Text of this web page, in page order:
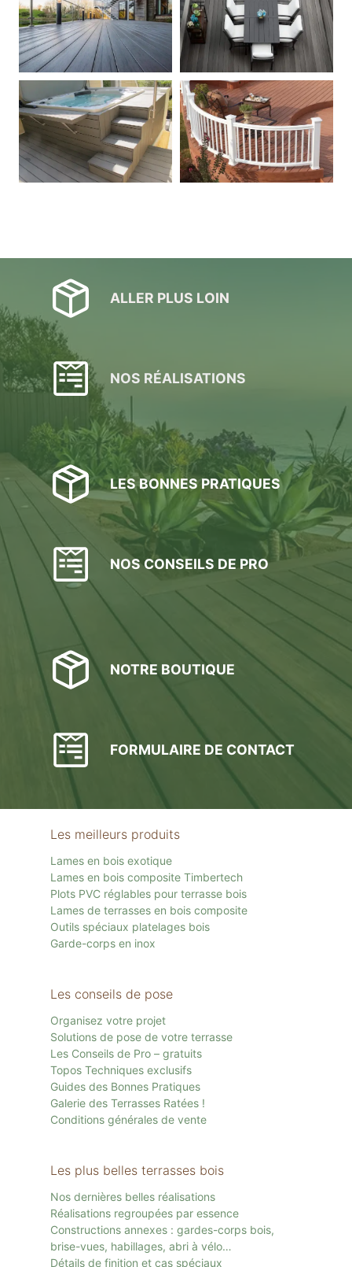
ALLER PLUS LOIN
NOS RÉALISATIONS
LES BONNES PRATIQUES
NOS CONSEILS DE PRO
NOTRE BOUTIQUE
FORMULAIRE DE CONTACT
Les meilleurs produits
Lames en bois exotique
Lames en bois composite Timbertech
Plots PVC réglables pour terrasse bois
Lames de terrasses en bois composite
Outils spéciaux platelages bois
Garde-corps en inox
Les conseils de pose
Organisez votre projet
Solutions de pose de votre terrasse
Les Conseils de Pro – gratuits
Topos Techniques exclusifs
Guides des Bonnes Pratiques
Galerie des Terrasses Ratées !
Conditions générales de vente
Les plus belles terrasses bois
Nos dernières belles réalisations
Réalisations regroupées par essence
Constructions annexes : gardes-corps bois,
brise-vues, habillages, abri à vélo…
Détails de finition et cas spéciaux